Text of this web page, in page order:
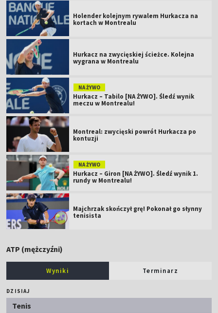
Holender kolejnym rywalem Hurkacza na
kortach w Montrealu
Hurkacz na zwycięskiej ścieżce. Kolejna
wygrana w Montrealu
NA ŻYWO
Hurkacz – Tabilo [NA ŻYWO]. Śledź wynik
meczu w Montrealu!
Montreal: zwycięski powrót Hurkacza po
kontuzji
NA ŻYWO
Hurkacz – Giron [NA ŻYWO]. Śledź wynik 1.
rundy w Montrealu!
Majchrzak skończył grę! Pokonał go słynny
tenisista
ATP (mężczyźni)
Wyniki Terminarz
DZISIAJ
Tenis